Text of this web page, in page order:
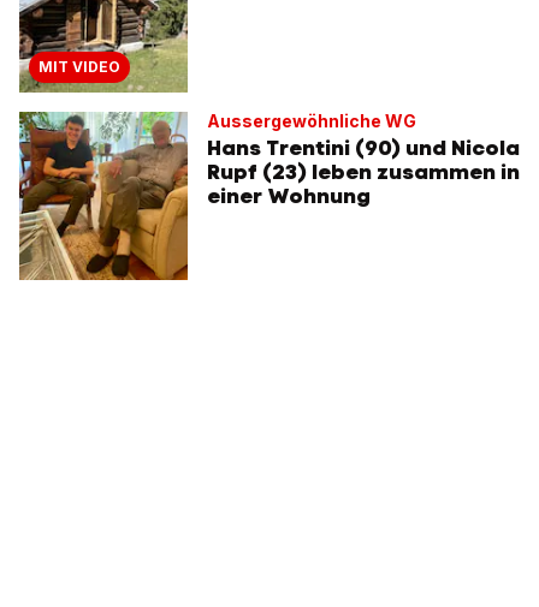
MIT VIDEO
Aussergewöhnliche WG
Hans Trentini (90) und Nicola
Rupf (23) leben zusammen in
einer Wohnung